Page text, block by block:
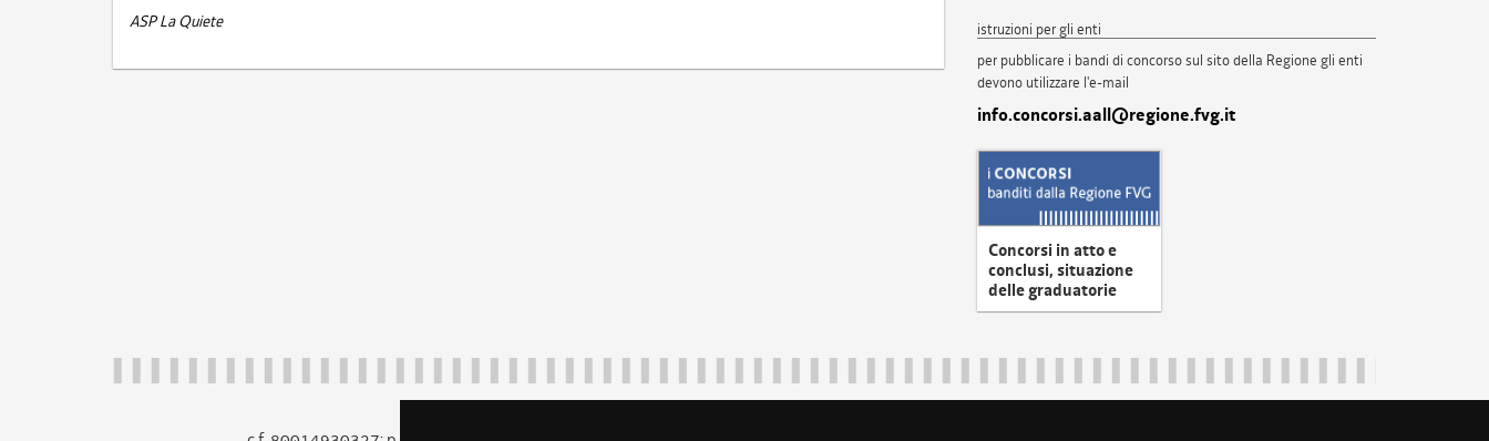
ASP La Quiete
istruzioni per gli enti
per pubblicare i bandi di concorso sul sito della Regione gli enti
devono utilizzare l'e-mail
info.concorsi.aall@regione.fvg.it
Concorsi in atto e
conclusi, situazione
delle graduatorie